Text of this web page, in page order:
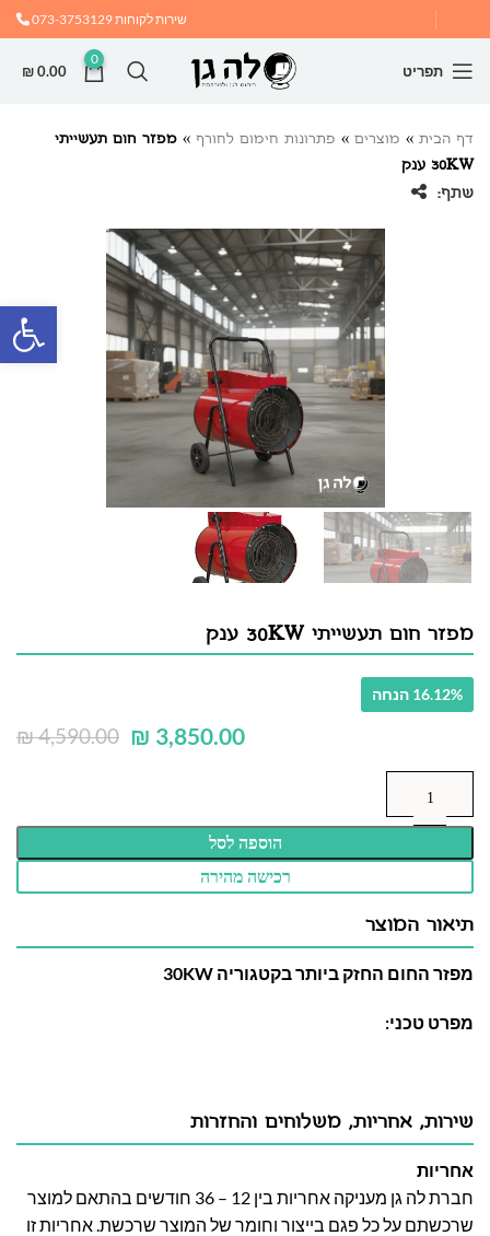
שירות לקוחות073-3753129
תפריט
0
₪0.00
דף הבית » מוצרים » פתרונות חימום לחורף » מפזר חום תעשייתי
30KW ענק
שתף:
מפזר חום תעשייתי 30KW ענק
16.12% הנחה
₪4,590.00 ₪ 3,850.00
הוספה לסל
רכישה מהירה
תיאור המוצר
מפזר החום החזק ביותר בקטגוריה 30KW
מפרט טכני:
שירות, אחריות, משלוחים והחזרות
אחריות
חברת לה גן מעניקה אחריות בין 12 – 36 חודשים בהתאם למוצר
שרכשתם על כל פגם בייצור וחומר של המוצר שרכשת. אחריות זו